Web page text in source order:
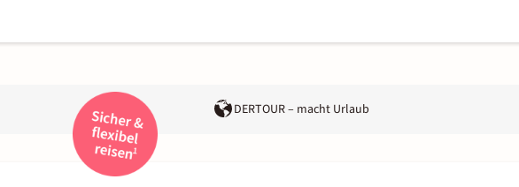
DERTOUR – macht Urlaub